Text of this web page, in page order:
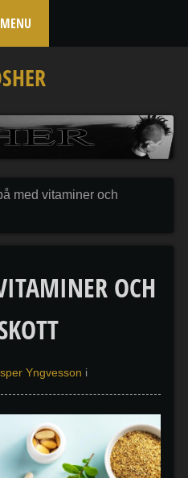
med vitaminer och
OCH
Yngvesson i